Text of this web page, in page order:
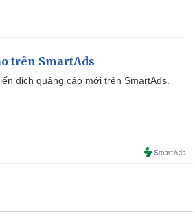
trên SmartAds
dịch quảng cáo mới trên SmartAds.